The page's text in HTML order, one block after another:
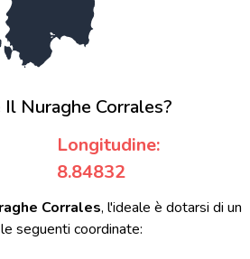
Nuraghe Corrales?
Longitudine:
8.84832
Corrales, l'ideale è dotarsi di un
seguenti coordinate: